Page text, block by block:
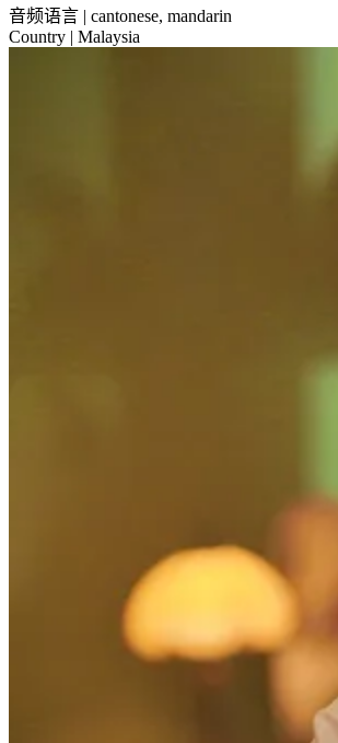
音频语言 | cantonese, mandarin
Country | Malaysia